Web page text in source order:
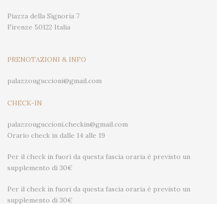
Piazza della Signoria 7
Firenze 50122 Italia
PRENOTAZIONI & INFO
palazzouguccioni@gmail.com
CHECK-IN
palazzouguccioni.checkin@gmail.com
Orario check in dalle 14 alle 19
Per il check in fuori da questa fascia oraria è previsto un
supplemento di 30€
Per il check in fuori da questa fascia oraria è previsto un
supplemento di 30€